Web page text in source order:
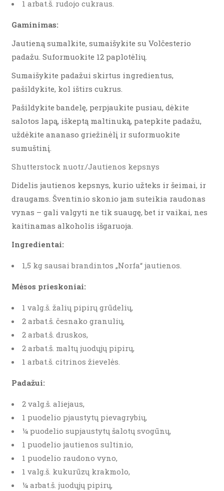
1 arbat.š. rudojo cukraus.
Gaminimas:
Jautieną sumalkite, sumaišykite su Volčesterio
padažu. Suformuokite 12 paplotėlių.
Sumaišykite padažui skirtus ingredientus,
pašildykite, kol ištirs cukrus.
Pašildykite bandelę, perpjaukite pusiau, dėkite
salotos lapą, iškeptą maltinuką, patepkite padažu,
uždėkite ananaso griežinėlį ir suformuokite
sumuštinį.
Shutterstock nuotr./Jautienos kepsnys
Didelis jautienos kepsnys, kurio užteks ir šeimai, ir
draugams. Šventinio skonio jam suteikia raudonas
vynas – gali valgyti ne tik suaugę, bet ir vaikai, nes
kaitinamas alkoholis išgaruoja.
Ingredientai:
1,5 kg sausai brandintos „Norfa“ jautienos.
Mėsos prieskoniai:
1 valg.š. žalių pipirų grūdelių,
2 arbat.š. česnako granulių,
2 arbat.š. druskos,
2 arbat.š. maltų juodųjų pipirų,
1 arbat.š. citrinos žievelės.
Padažui:
2 valg.š. aliejaus,
1 puodelio pjaustytų pievagrybių,
¼ puodelio supjaustytų šalotų svogūnų,
1 puodelio jautienos sultinio,
1 puodelio raudono vyno,
1 valg.š. kukurūzų krakmolo,
¼ arbat.š. juodųjų pipirų,